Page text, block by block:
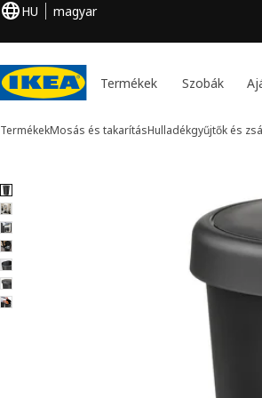
HU magyar
Termékek Szobák
TermékekMosás és takarításHulladékgyűjtők és
7 HÖLASS kép
kihagyása